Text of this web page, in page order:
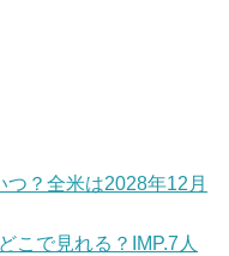
？全米は2028年12月
こで見れる？IMP.7人